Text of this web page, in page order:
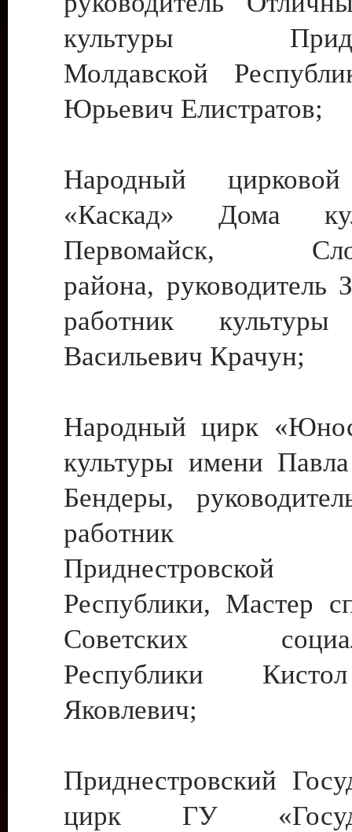
культуры
Молдавской
Юрьевич Елистратов;
Народный цирковой
«Каскад» Дома
Первомайск,
района, руководитель
работник культуры
Васильевич Крачун;
Народный цирк
культуры имени
Бендеры,
работник
Приднестровской
Республики, Мастер
Советских
Республики
Яковлевич;
Приднестровский
цирк ГУ